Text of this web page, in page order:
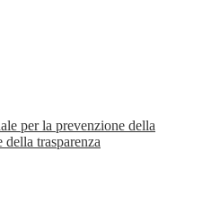
per la prevenzione della
della trasparenza